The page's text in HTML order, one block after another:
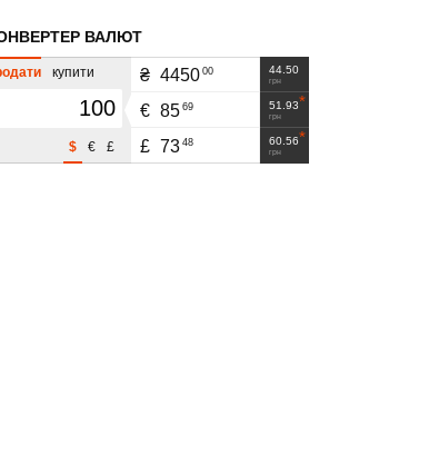
ВАЛЮТ
купити
£
€
$
44.50
грн
₴ 4450 00
51.93
грн
€ 85 69
60.56
грн
£ 73 48